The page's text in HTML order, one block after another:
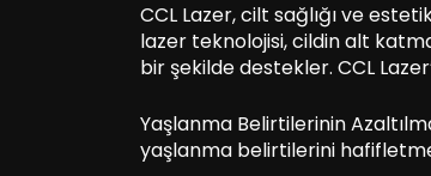
CCL Lazer, cilt sağlığı ve
lazer teknolojisi, cildin alt
bir şekilde destekler. CCL
Yaşlanma Belirtilerinin
yaşlanma belirtilerini